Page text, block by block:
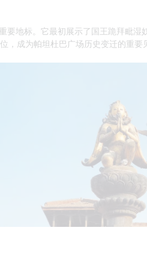
要地标。它最初展示了国王跪拜毗湿
成为帕坦杜巴广场历史变迁的重要